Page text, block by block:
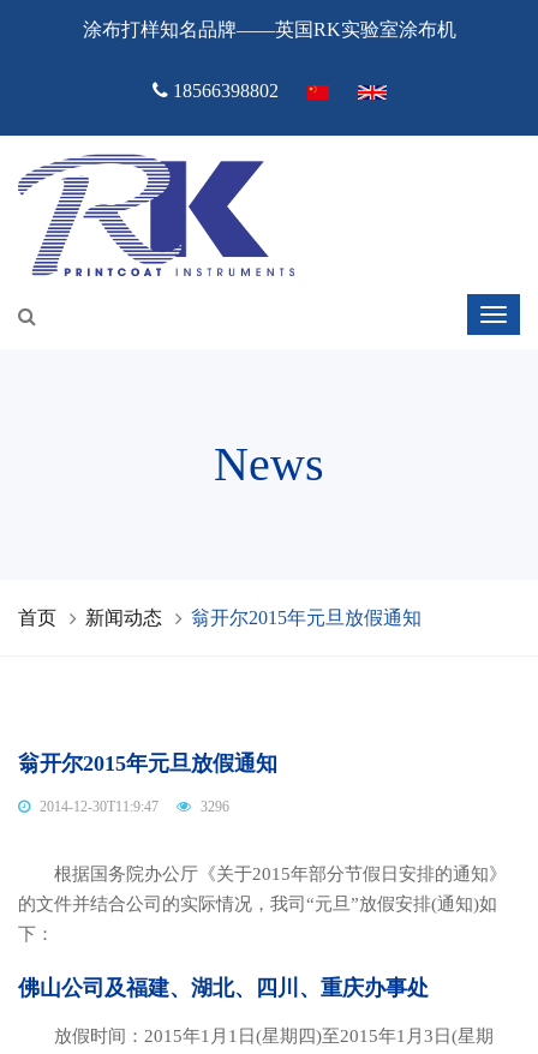
涂布打样知名品牌——英国RK实验室涂布机
18566398802
News
首页 新闻动态 翁开尔2015年元旦放假通知
翁开尔2015年元旦放假通知
2014-12-30T11:9:47 3296
根据国务院办公厅《关于2015年部分节假日安排的通知》
的文件并结合公司的实际情况，我司“元旦”放假安排(通知)如
下：
佛山公司及福建、湖北、四川、重庆办事处
放假时间：2015年1月1日(星期四)至2015年1月3日(星期